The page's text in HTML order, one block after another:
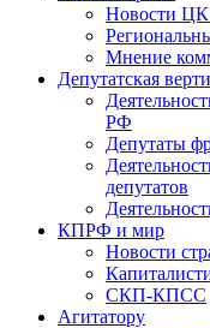
Новости
Мнение
Депутатская
РФ
Депутаты
депутатов
КПРФ и мир
Новости
СКП-КПСС
Агитатору